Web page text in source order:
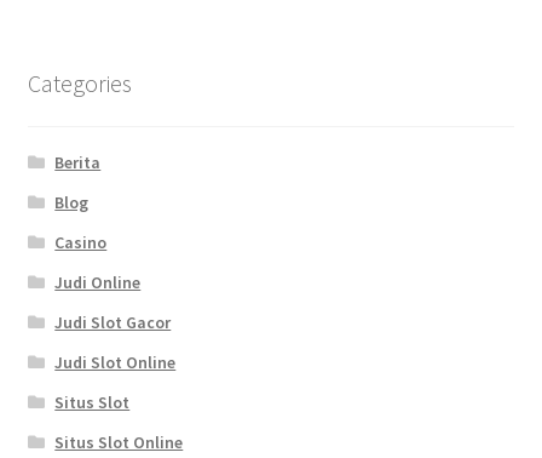
Categories
Berita
Blog
Casino
Judi Online
Judi Slot Gacor
Judi Slot Online
Situs Slot
Situs Slot Online